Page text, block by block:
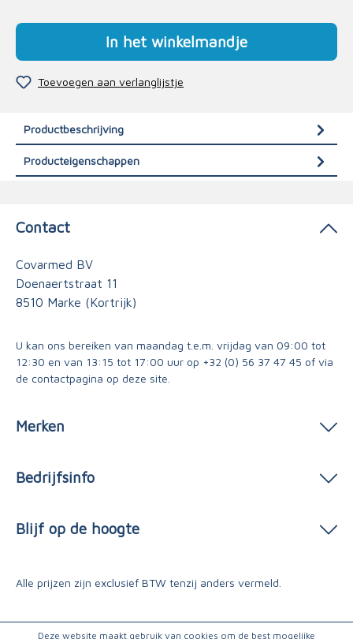
In het winkelmandje
Toevoegen aan verlanglijstje
Productbeschrijving
Producteigenschappen
Contact
Covarmed BV
Doenaertstraat 11
8510 Marke (Kortrijk)
U kan ons bereiken van maandag t.e.m. vrijdag van 09:00 tot
12:30 en van 13:15 tot 17:00 uur op +32 (0) 56 37 47 45 of via
de contactpagina op deze site.
Merken
Bedrijfsinfo
Blijf op de hoogte
Alle prijzen zijn exclusief BTW tenzij anders vermeld.
Deze website maakt gebruik van cookies om de best mogelijke